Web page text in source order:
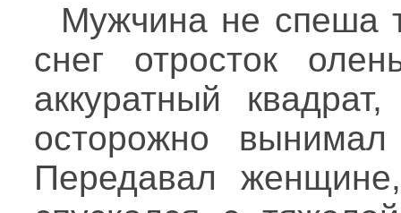
Мужчина не спеша
снег отросток
аккуратный
осторожно
Передавал